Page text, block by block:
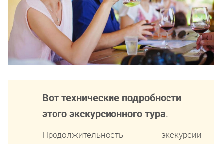
Вот технические подробности
этого экскурсионного тура.
Продолжительность экскурсии